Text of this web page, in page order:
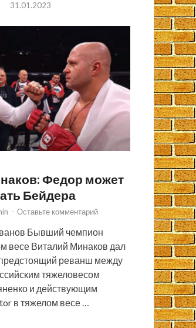
31.01.2023
Федор может
Бейдера
- Оставьте комментарий
Бывший чемпион
весе Виталий Минаков дал
реванш между
тяжеловесом
и действующим
в тяжелом весе …